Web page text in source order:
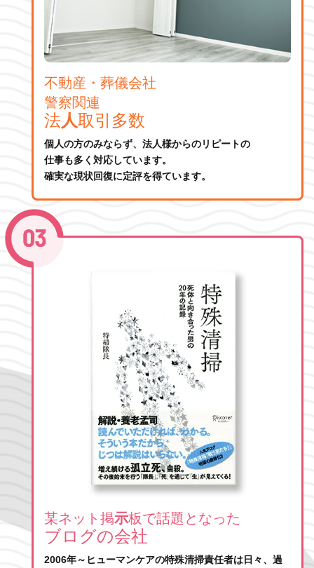
不動産・葬儀会社
警察関連
法人取引多数
個人の方のみならず、法人様からのリピートの
仕事も多く対応しています。
確実な現状回復に定評を得ています。
某ネット掲示板で話題となった
ブログの会社
2006年～ヒューマンケアの特殊清掃責任者は日々、過